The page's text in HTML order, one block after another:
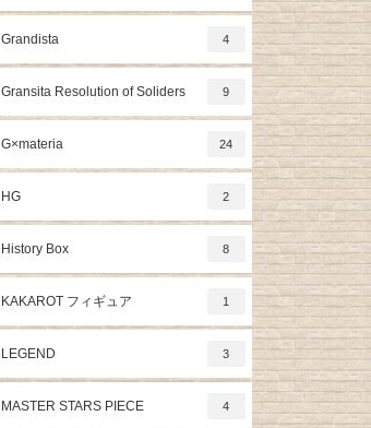
Grandista 4
Gransita Resolution of Soliders 9
G×materia 24
HG 2
History Box 8
KAKAROT フィギュア 1
LEGEND 3
MASTER STARS PIECE 4